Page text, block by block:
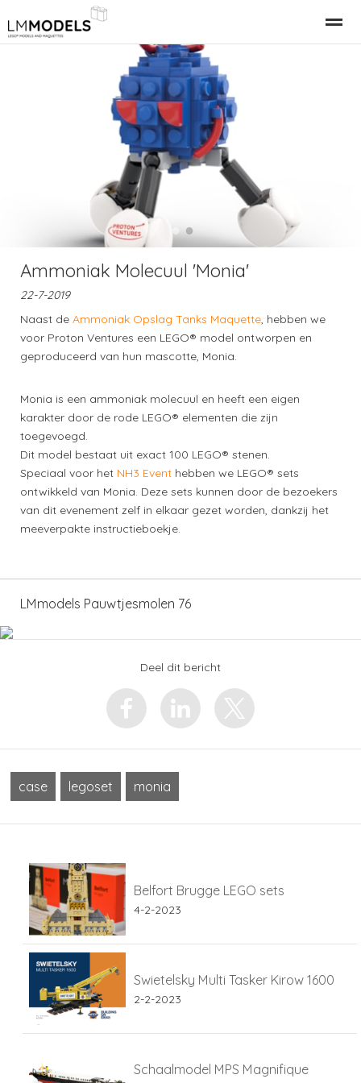
Relatiegeschenk Bedrijfspand LEGO Gebouwen
Nieuws Bellen
● ●
Ammoniak Molecuul 'Monia'
22-7-2019
Naast de Ammoniak Opslag Tanks Maquette, hebben we
voor Proton Ventures een LEGO® model ontworpen en
geproduceerd van hun mascotte, Monia.
Monia is een ammoniak molecuul en heeft een eigen
karakter door de rode LEGO® elementen die zijn
toegevoegd.
Dit model bestaat uit exact 100 LEGO® stenen.
Speciaal voor het NH3 Event hebben we LEGO® sets
ontwikkeld van Monia. Deze sets kunnen door de bezoekers
van dit evenement zelf in elkaar gezet worden, dankzij het
meeverpakte instructieboekje.
LMmodels Pauwtjesmolen 76
Deel dit bericht
case legoset monia
Belfort Brugge LEGO sets
4-2-2023
Swietelsky Multi Tasker Kirow 1600
2-2-2023
Schaalmodel MPS Magnifique